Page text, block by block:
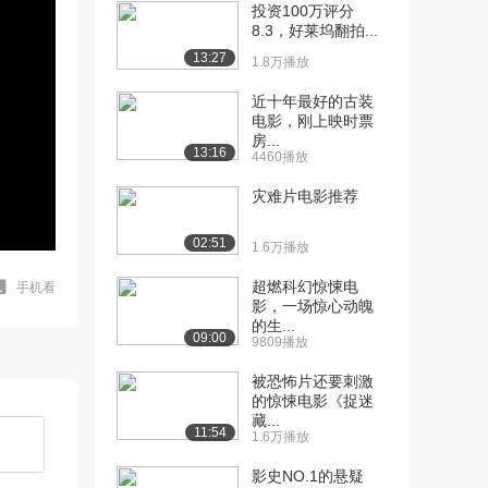
手机看
13:27
投资100万评分
8.3，好莱坞翻拍...
1.8万播放
13:16
近十年最好的古装
电影，刚上映时票
房...
4460播放
02:51
灾难片电影推荐
1.6万播放
09:00
超燃科幻惊悚电
影，一场惊心动魄
的生...
9809播放
11:54
被恐怖片还要刺激
的惊悚电影《捉迷
藏...
1.6万播放
影史NO.1的悬疑